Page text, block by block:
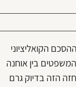
הקואליציוני
בין אוחנה
הזה בדיוק גרם